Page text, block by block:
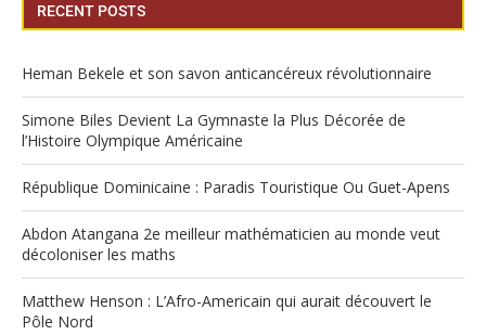
RECENT POSTS
Heman Bekele et son savon anticancéreux révolutionnaire
Simone Biles Devient La Gymnaste la Plus Décorée de
l’Histoire Olympique Américaine
République Dominicaine : Paradis Touristique Ou Guet-Apens
Abdon Atangana 2e meilleur mathématicien au monde veut
décoloniser les maths
Matthew Henson : L’Afro-Americain qui aurait découvert le
Pôle Nord